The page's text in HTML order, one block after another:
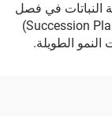
النباتات في فصل
الشتاء، واستراتيجيات الزراعة المتتالية (Succession Planting)